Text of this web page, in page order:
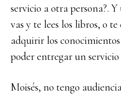
servicio a otra persona?.
vas y te lees los libros, o
adquirir los
poder entregar un servicio
Moisés, no tengo